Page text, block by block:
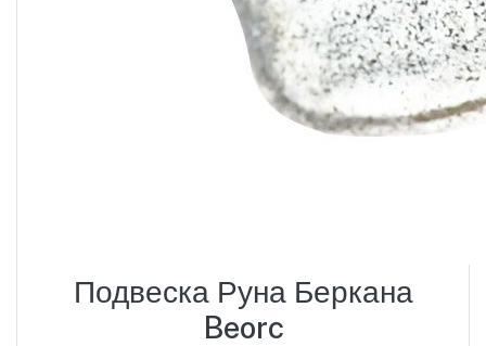
Подвеска Руна Беркана
Beorc